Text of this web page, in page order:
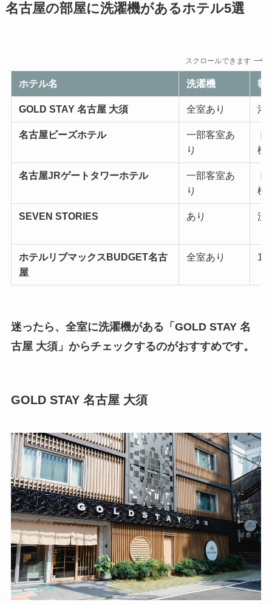
名古屋の部屋に洗濯機があるホテル5選
スクロールできます
ホテル名 洗濯機 乾
GOLD STAY 名古屋 大須 全室あり 浴
名古屋ビーズホテル
一部客室あ
り
ド
機
名古屋JRゲートタワーホテル
一部客室あ
り
ド
機
SEVEN STORIES あり 洗
ホテルリブマックスBUDGET名古
屋
全室あり 1
迷ったら、全室に洗濯機がある「GOLD STAY 名
古屋 大須」からチェックするのがおすすめです。
GOLD STAY 名古屋 大須